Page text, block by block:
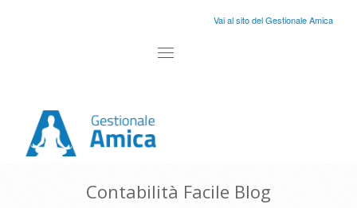
Vai al sito del Gestionale Amica
Toggle
Contabilità Facile Blog